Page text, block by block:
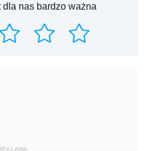
nas bardzo ważna